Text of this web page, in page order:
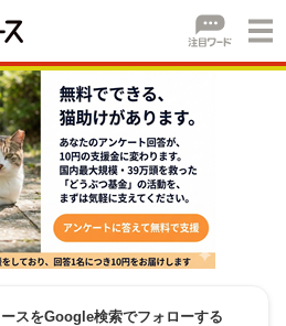
スをGoogle検索でフォローする